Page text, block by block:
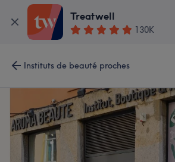
Treatwell
130K
Instituts de beauté proches